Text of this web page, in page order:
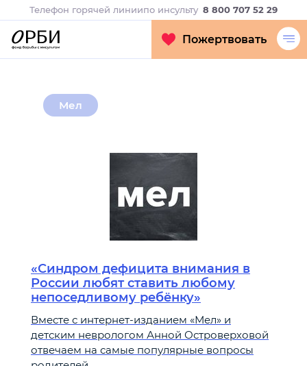
Телефон горячей линиипо инсульту 8 800 707 52 29
Пожертвовать
Мел
«Синдром дефицита внимания в
России любят ставить любому
непоседливому ребёнку»
Вместе с интернет-изданием «Мел» и
детским неврологом Анной Островерховой
отвечаем на самые популярные вопросы